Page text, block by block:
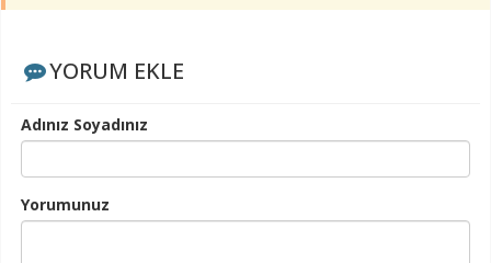
YORUM EKLE
Adınız Soyadınız
Yorumunuz